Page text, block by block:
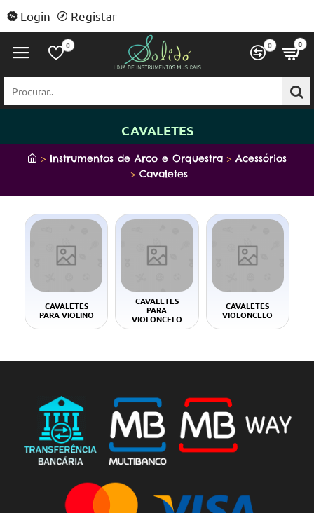
Login Registar
0 0 0
Procurar..
CAVALETES
h
Instrumentos de Arco e Orquestra
Acessórios
Cavaletes
CAVALETES
PARA VIOLINO
CAVALETES
PARA
VIOLONCELO
CAVALETES
VIOLONCELO